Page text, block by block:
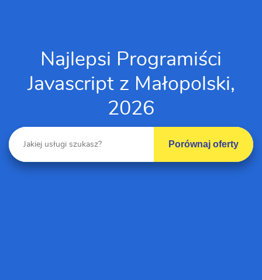
Najlepsi Programiści
Javascript z Małopolski,
2026
Porównaj oferty